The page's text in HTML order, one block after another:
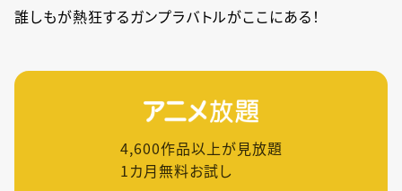
誰しもが熱狂するガンプラバトルがここにある！
4,600作品以上が見放題
1カ月無料お試し